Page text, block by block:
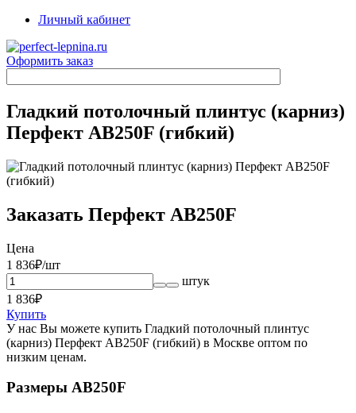
Личный кабинет
Оформить заказ
Гладкий потолочный плинтус (карниз)
Перфект AB250F (гибкий)
Заказать Перфект AB250F
Цена
1 836₽/шт
штук
1 836₽
Купить
У нас Вы можете купить Гладкий потолочный плинтус
(карниз) Перфект AB250F (гибкий) в Москве оптом по
низким ценам.
Размеры AB250F